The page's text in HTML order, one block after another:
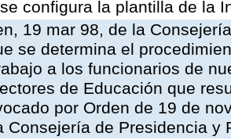
configura la plantilla de la
19 mar 98, de la
se determina el
a los funcionarios de
de Educación que
por Orden de 19 de
Consejería de Presidencia y